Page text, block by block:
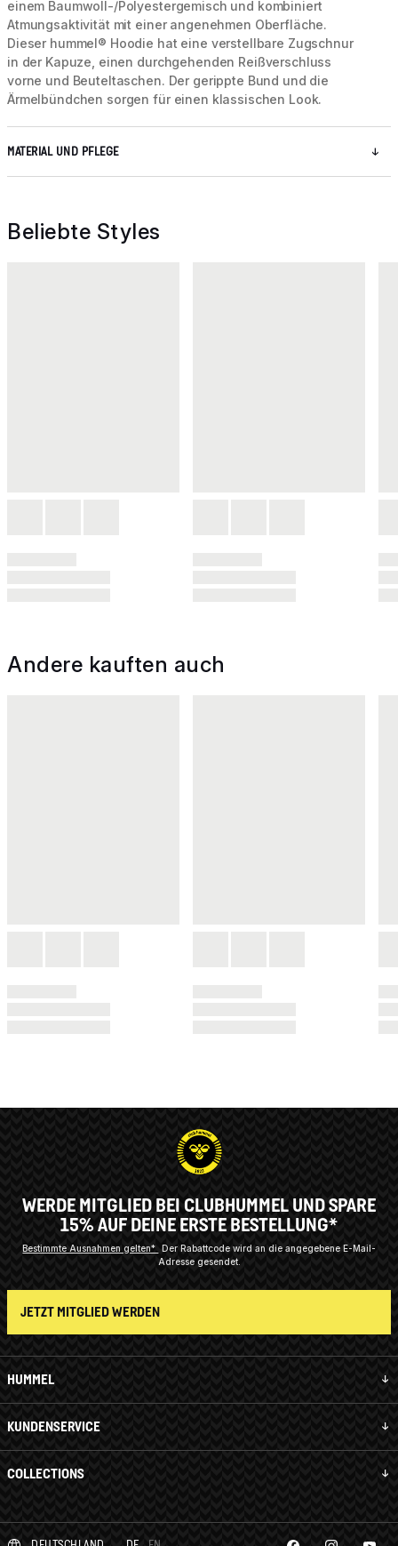
einem Baumwoll-/Polyestergemisch und kombiniert
Atmungsaktivität mit einer angenehmen Oberfläche.
Dieser hummel® Hoodie hat eine verstellbare Zugschnur
in der Kapuze, einen durchgehenden Reißverschluss
vorne und Beuteltaschen. Der gerippte Bund und die
Ärmelbündchen sorgen für einen klassischen Look.
MATERIAL UND PFLEGE
Beliebte Styles
Andere kauften auch
HUMMEL
KUNDENSERVICE
COLLECTIONS
WERDE MITGLIED BEI CLUBHUMMEL UND SPARE
15% AUF DEINE ERSTE BESTELLUNG*
Bestimmte Ausnahmen gelten*
Der Rabattcode wird an die angegebene E-Mail-
Adresse gesendet.
JETZT MITGLIED WERDEN